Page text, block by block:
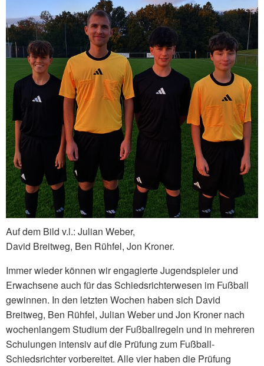
Auf dem Bild v.l.: Julian Weber,
David Breitweg, Ben Rühfel, Jon Kroner.
Immer wieder können wir engagierte Jugendspieler und
Erwachsene auch für das Schiedsrichterwesen im Fußball
gewinnen. In den letzten Wochen haben sich David
Breitweg, Ben Rühfel, Julian Weber und Jon Kroner nach
wochenlangem Studium der Fußballregeln und in mehreren
Schulungen intensiv auf die Prüfung zum Fußball-
Schiedsrichter vorbereitet. Alle vier haben die Prüfung